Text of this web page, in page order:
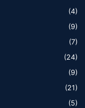
(4)
(9)
(7)
(24)
(9)
(21)
(5)